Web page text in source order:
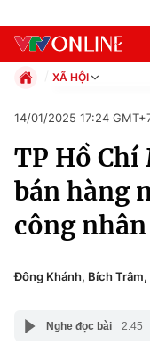
Chuyên mục
Chính trị
XÃ HỘI
Xã hội
Pháp luật
Thể thao
Truyền hình
Văn hóa - Giải
Đời sống
Giáo dục
14/01/2025 17:24
TP Hồ
bán hàng
công
Đông Khánh, Bích
Nghe đọc bài 2:45